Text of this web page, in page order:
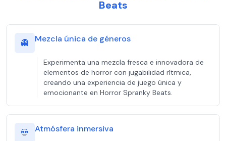
Beats
👻 Mezcla única de géneros
Experimenta una mezcla fresca e innovadora de
elementos de horror con jugabilidad rítmica,
creando una experiencia de juego única y
emocionante en Horror Spranky Beats.
💀 Atmósfera inmersiva